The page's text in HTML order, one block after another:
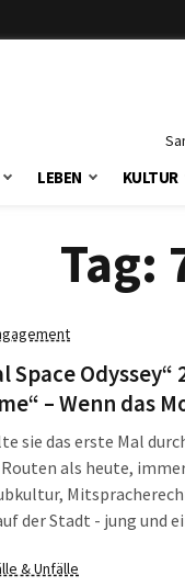
LEBEN KULTUR
Tag:
Space
– Wenn das
sie das erste Mal
als heute,
der Stadt - jung und
Motto: "Kein
& Unfälle